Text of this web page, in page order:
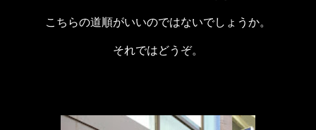
こちらの道順がいいのではないでしょうか。
それではどうぞ。